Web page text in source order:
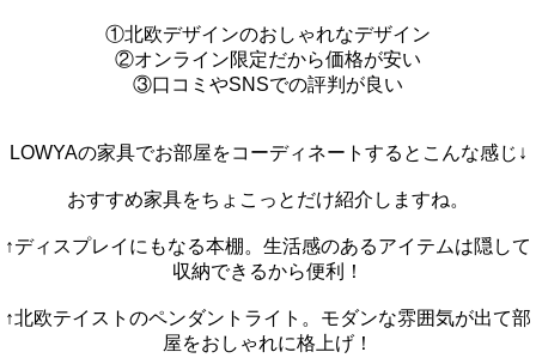
①北欧デザインのおしゃれなデザイン
②オンライン限定だから価格が安い
③口コミやSNSでの評判が良い
LOWYAの家具でお部屋をコーディネートするとこんな感じ↓
おすすめ家具をちょこっとだけ紹介しますね。
↑ディスプレイにもなる本棚。生活感のあるアイテムは隠して
収納できるから便利！
↑北欧テイストのペンダントライト。モダンな雰囲気が出て部
屋をおしゃれに格上げ！